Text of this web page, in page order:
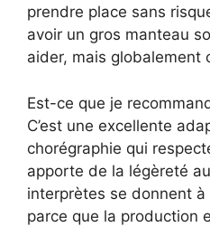
prendre place sans
avoir un gros manteau
aider, mais globalement
Est-ce que je
C’est une excellente
chorégraphie qui
apporte de la légèreté
interprètes se donnent à
parce que la production